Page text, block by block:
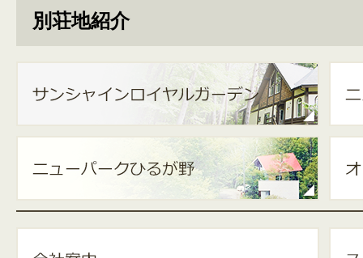
別荘地紹介